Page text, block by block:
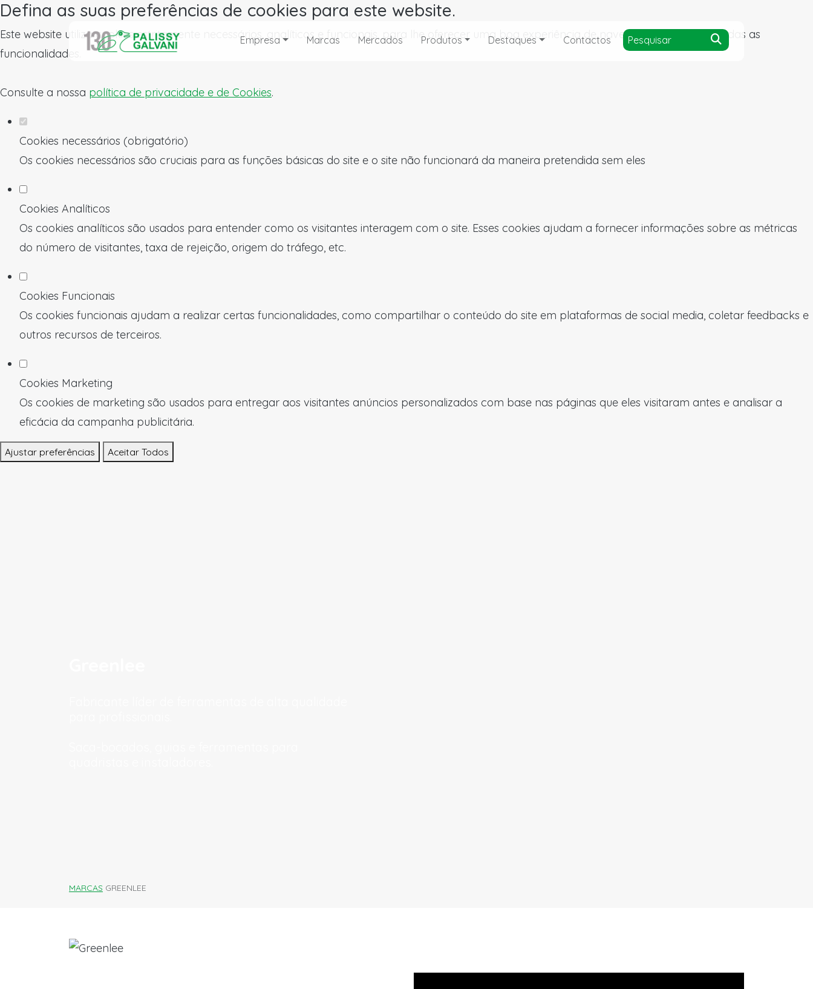
Defina as suas preferências de cookies para este website.
Este website utiliza cookies estritamente necessários, analíticos e funcionais, para lhe oferecer uma boa experiência de navegação e acesso a todas as
funcionalidades.
Consulte a nossa política de privacidade e de Cookies.
Cookies necessários (obrigatório)
Os cookies necessários são cruciais para as funções básicas do site e o site não funcionará da maneira pretendida sem eles
Cookies Analíticos
Os cookies analíticos são usados para entender como os visitantes interagem com o site. Esses cookies ajudam a fornecer informações sobre as métricas
do número de visitantes, taxa de rejeição, origem do tráfego, etc.
Cookies Funcionais
Os cookies funcionais ajudam a realizar certas funcionalidades, como compartilhar o conteúdo do site em plataformas de social media, coletar feedbacks e
outros recursos de terceiros.
Cookies Marketing
Os cookies de marketing são usados para entregar aos visitantes anúncios personalizados com base nas páginas que eles visitaram antes e analisar a
eficácia da campanha publicitária.
Ajustar preferências Aceitar Todos
Empresa Marcas Mercados Produtos Destaques Contactos
MARCAS GREENLEE